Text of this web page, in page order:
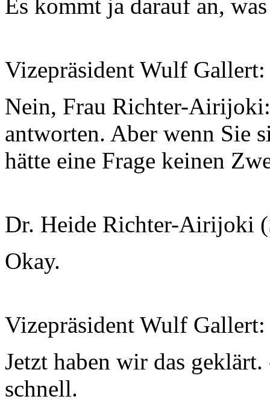
Es kommt ja darauf an,
Vizepräsident Wulf Gallert:
Nein, Frau Richter-
antworten. Aber wenn Sie
hätte eine Frage keinen
Dr. Heide Richter-Airijoki
Okay.
Vizepräsident Wulf Gallert:
Jetzt haben wir das
schnell.